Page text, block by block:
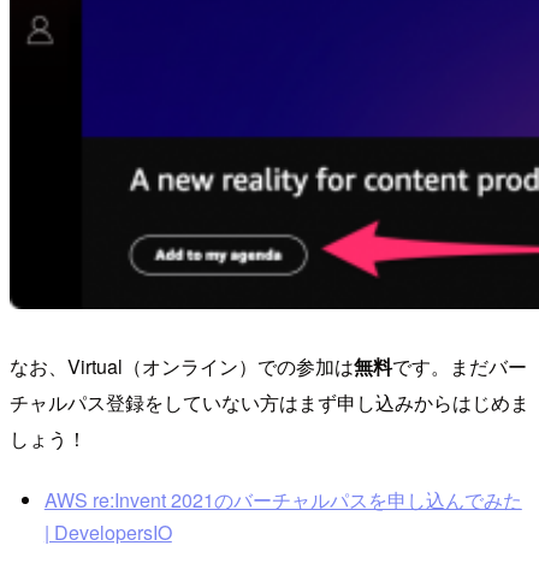
なお、Virtual（オンライン）での参加は無料です。まだバー
チャルパス登録をしていない方はまず申し込みからはじめま
しょう！
AWS re:Invent 2021のバーチャルパスを申し込んでみた
| DevelopersIO